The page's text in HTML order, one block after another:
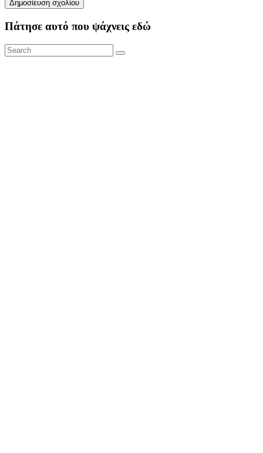
Πάτησε αυτό που ψάχνεις εδώ
Search
for:
Search